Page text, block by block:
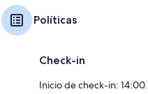
Políticas
Check-in
Inicio de check-in: